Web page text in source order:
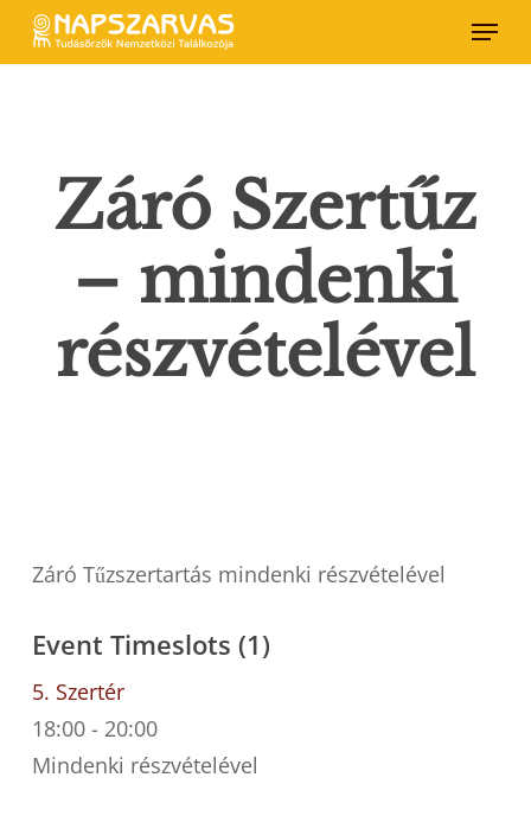
Skip
Menu
Záró Szertűz
– mindenki
részvételével
Záró Tűzszertartás mindenki részvételével
Event Timeslots (1)
5. Szertér
18:00- 20:00
Mindenki részvételével